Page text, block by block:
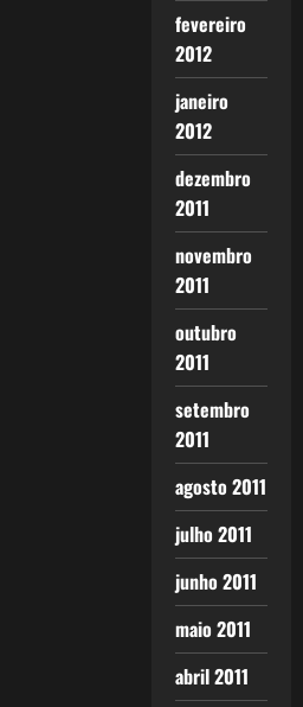
fevereiro
2012
janeiro
2012
dezembro
2011
novembro
2011
outubro
2011
setembro
2011
agosto 2011
julho 2011
junho 2011
maio 2011
abril 2011